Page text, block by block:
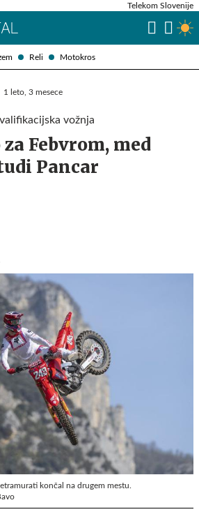
Reli Motokros
Telekom Slovenije
1 leto, 3 mesece
vožnja
Febvrom, med
Pancar
končal na drugem mestu.